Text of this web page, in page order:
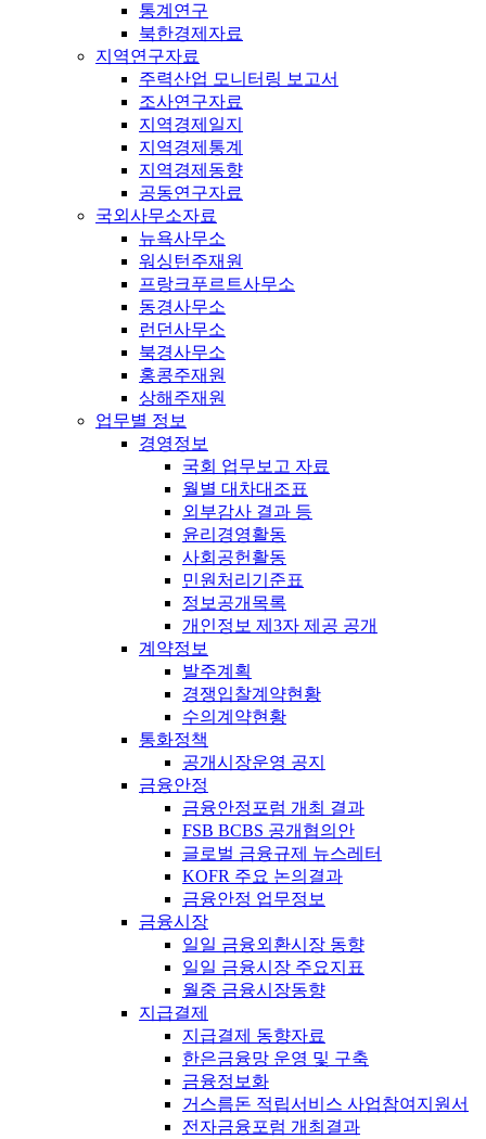
통계연구
북한경제자료
지역연구자료
주력산업 모니터링 보고서
조사연구자료
지역경제일지
지역경제통계
지역경제동향
공동연구자료
국외사무소자료
뉴욕사무소
워싱턴주재원
프랑크푸르트사무소
동경사무소
런던사무소
북경사무소
홍콩주재원
상해주재원
업무별 정보
경영정보
국회 업무보고 자료
월별 대차대조표
외부감사 결과 등
윤리경영활동
사회공헌활동
민원처리기준표
정보공개목록
개인정보 제3자 제공 공개
계약정보
발주계획
경쟁입찰계약현황
수의계약현황
통화정책
공개시장운영 공지
금융안정
금융안정포럼 개최 결과
FSB BCBS 공개협의안
글로벌 금융규제 뉴스레터
KOFR 주요 논의결과
금융안정 업무정보
금융시장
일일 금융외환시장 동향
일일 금융시장 주요지표
월중 금융시장동향
지급결제
지급결제 동향자료
한은금융망 운영 및 구축
금융정보화
거스름돈 적립서비스 사업참여지원서
전자금융포럼 개최결과